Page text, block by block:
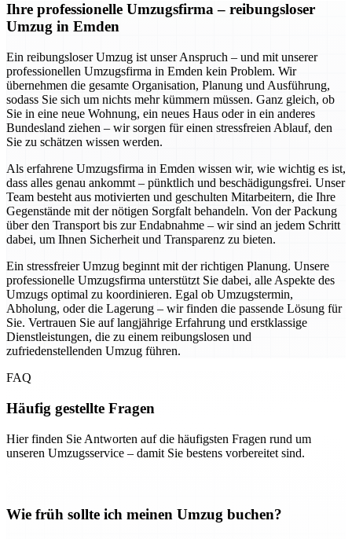
Ihre professionelle Umzugsfirma – reibungsloser
Umzug in Emden
Ein reibungsloser Umzug ist unser Anspruch – und mit unserer
professionellen Umzugsfirma in Emden kein Problem. Wir
übernehmen die gesamte Organisation, Planung und Ausführung,
sodass Sie sich um nichts mehr kümmern müssen. Ganz gleich, ob
Sie in eine neue Wohnung, ein neues Haus oder in ein anderes
Bundesland ziehen – wir sorgen für einen stressfreien Ablauf, den
Sie zu schätzen wissen werden.
Als erfahrene Umzugsfirma in Emden wissen wir, wie wichtig es ist,
dass alles genau ankommt – pünktlich und beschädigungsfrei. Unser
Team besteht aus motivierten und geschulten Mitarbeitern, die Ihre
Gegenstände mit der nötigen Sorgfalt behandeln. Von der Packung
über den Transport bis zur Endabnahme – wir sind an jedem Schritt
dabei, um Ihnen Sicherheit und Transparenz zu bieten.
Ein stressfreier Umzug beginnt mit der richtigen Planung. Unsere
professionelle Umzugsfirma unterstützt Sie dabei, alle Aspekte des
Umzugs optimal zu koordinieren. Egal ob Umzugstermin,
Abholung, oder die Lagerung – wir finden die passende Lösung für
Sie. Vertrauen Sie auf langjährige Erfahrung und erstklassige
Dienstleistungen, die zu einem reibungslosen und
zufriedenstellenden Umzug führen.
FAQ
Häufig gestellte Fragen
Hier finden Sie Antworten auf die häufigsten Fragen rund um
unseren Umzugsservice – damit Sie bestens vorbereitet sind.
Wie früh sollte ich meinen Umzug buchen?